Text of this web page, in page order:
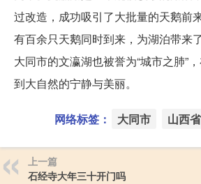
过改造，成功吸引了大批量的天鹅前
有百余只天鹅同时到来，为湖泊带来
大同市的文瀛湖也被誉为“城市之肺”
到大自然的宁静与美丽。
网络标签： 大同市 山西省
上一篇
石经寺大年三十开门吗